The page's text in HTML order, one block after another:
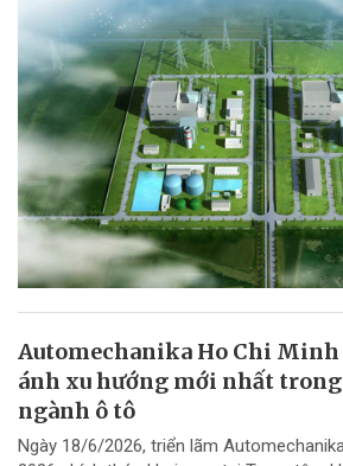
Automechanika Ho Chi Minh
ánh xu hướng mới nhất
ngành ô tô
Ngày 18/6/2026, triển lãm